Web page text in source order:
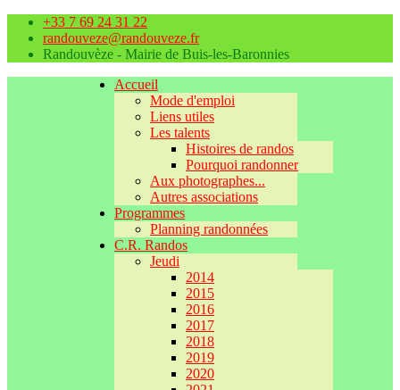
+33 7 69 24 31 22
randouveze@randouveze.fr
Randouvèze - Mairie de Buis-les-Baronnies
Accueil
Mode d'emploi
Liens utiles
Les talents
Histoires de randos
Pourquoi randonner
Aux photographes...
Autres associations
Programmes
Planning randonnées
C.R. Randos
Jeudi
2014
2015
2016
2017
2018
2019
2020